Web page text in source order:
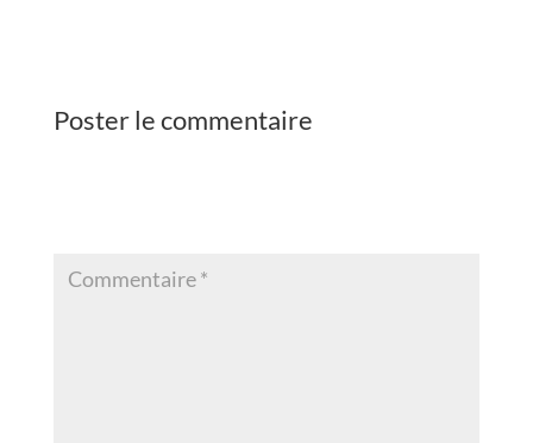
Poster le commentaire